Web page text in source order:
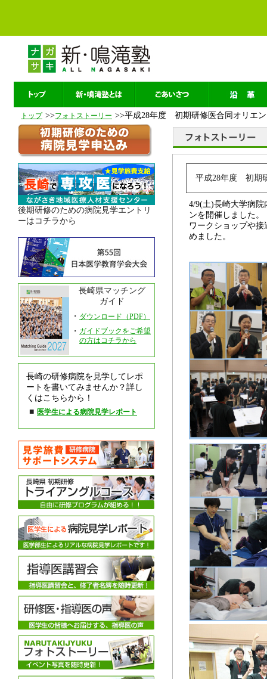
トップ >>フォトストーリー >>平成28年度 初期研修医合同オリエ
後期研修のための病院見学エントリ
ーはコチラから
長崎県マッチング
ガイド
・ ダウンロード（PDF）
・ ガイドブックをご希望
の方はコチラから
長崎の研修病院を見学してレポ
ートを書いてみませんか？詳し
くはこちらから！
■ 医学生による病院見学レポート
平成28年度 初期
4/9(土)長崎大学病院
ンを開催しました。
ワークショップや
めました。